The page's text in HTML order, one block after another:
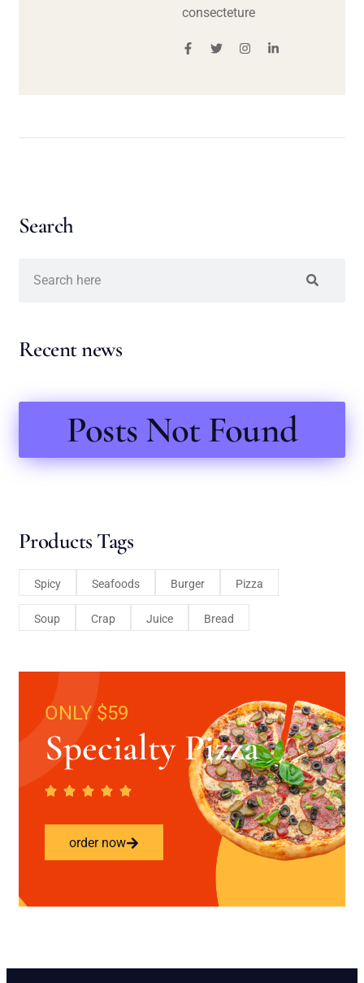
consecteture
Search
Recent news
Posts Not Found
Products Tags
Spicy Seafoods Burger Pizza
Soup Crap Juice Bread
ONLY $59
Specialty Pizza
order now